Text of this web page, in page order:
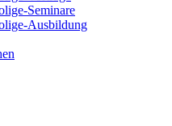
Seminare
Ausbildung